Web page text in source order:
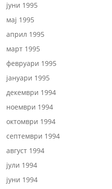
јуни 1995
мај 1995
април 1995
март 1995
февруари 1995
јануари 1995
декември 1994
ноември 1994
октомври 1994
септември 1994
август 1994
јули 1994
јуни 1994